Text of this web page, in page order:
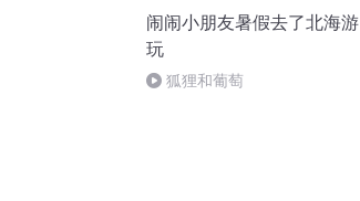
闹闹小朋友暑假去了北海游
玩
狐狸和葡萄